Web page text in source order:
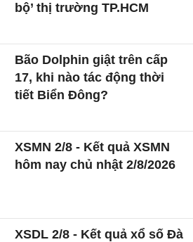
bộ’ thị trường TP.HCM
Bão Dolphin giật trên cấp
17, khi nào tác động thời
tiết Biển Đông?
XSMN 2/8 - Kết quả XSMN
hôm nay chủ nhật 2/8/2026
XSDL 2/8 - Kết quả xổ số Đà